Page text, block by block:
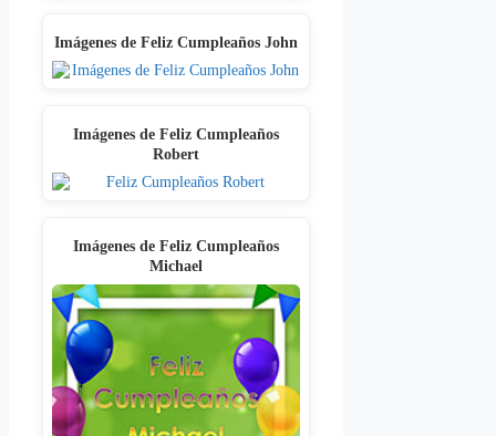
Imágenes de Feliz Cumpleaños John
Imágenes de Feliz Cumpleaños
Robert
Imágenes de Feliz Cumpleaños
Michael